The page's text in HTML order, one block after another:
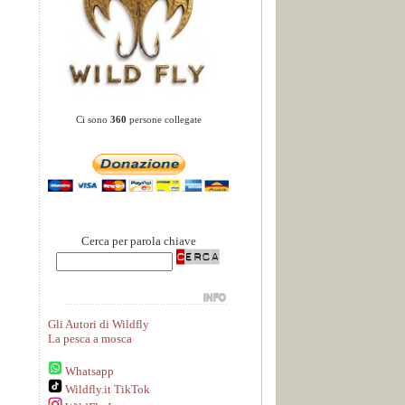
Ci sono 360 persone collegate
Cerca per parola chiave
Gli Autori di Wildfly
La pesca a mosca
Whatsapp
Wildfly.it TikTok